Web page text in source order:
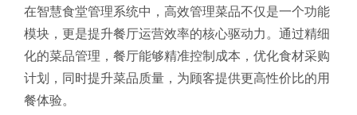
在智慧食堂管理系统中，高效管理菜品不仅是一个功能
模块，更是提升餐厅运营效率的核心驱动力。通过精细
化的菜品管理，餐厅能够精准控制成本，优化食材采购
计划，同时提升菜品质量，为顾客提供更高性价比的用
餐体验。